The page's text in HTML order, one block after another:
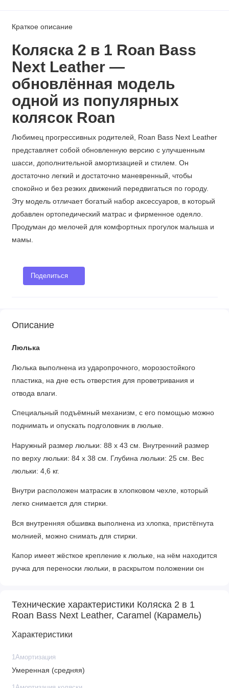
Краткое описание
Коляска 2 в 1 Roan Bass
Next Leather —
обновлённая модель
одной из популярных
колясок Roan
Любимец прогрессивных родителей, Roan Bass Next Leather
представляет собой обновленную версию с улучшенным
шасси, дополнительной амортизацией и стилем. Он
достаточно легкий и достаточно маневренный, чтобы
спокойно и без резких движений передвигаться по городу.
Эту модель отличает богатый набор аксессуаров, в который
добавлен ортопедический матрас и фирменное одеяло.
Продуман до мелочей для комфортных прогулок малыша и
мамы.
Поделиться
Описание
Люлька
Люлька выполнена из ударопрочного, морозостойкого
пластика, на дне есть отверстия для проветривания и
отвода влаги.
Специальный подъёмный механизм, с его помощью можно
поднимать и опускать подголовник в люльке.
Наружный размер люльки: 88 х 43 см. Внутренний размер
по верху люльки: 84 х 38 см. Глубина люльки: 25 см. Вес
люльки: 4,6 кг.
Внутри расположен матрасик в хлопковом чехле, который
легко снимается для стирки.
Вся внутренняя обшивка выполнена из хлопка, пристёгнута
молнией, можно снимать для стирки.
Капор имеет жёсткое крепление к люльке, на нём находится
ручка для переноски люльки, в раскрытом положении он
дополнительный козырёк для защиты от солнца и дождя.
смотровым окном, сам отворот полностью закрывает
Все элементы взаимодействия люльки безшумные.
Технические характеристики Коляска 2 в 1
Roan Bass Next Leather, Caramel (Карамель)
Характеристики
1Амортизация
Умеренная (средняя)